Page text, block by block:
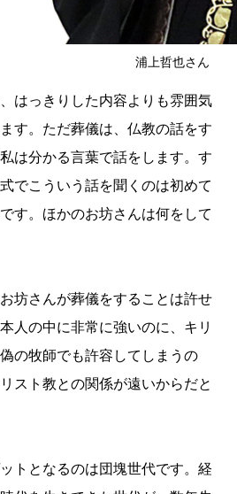
浦上哲也さん
はっきりした内容よりも雰囲気
す。ただ葬儀は、仏教の話をす
は分かる言葉で話をします。す
でこういう話を聞くのは初めて
す。ほかのお坊さんは何をして
お坊さんが葬儀をすることは許せ
人の中に非常に強いのに、キリ
の牧師でも許容してしまうの
スト教との関係が遠いからだと
トとなるのは団塊世代です。経